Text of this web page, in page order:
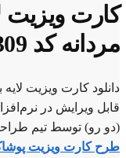
کارت ویزیت
مردانه کد 15309
قابل ویرایش در
(دو رو) توسط تیم
طرح کارت ویزیت